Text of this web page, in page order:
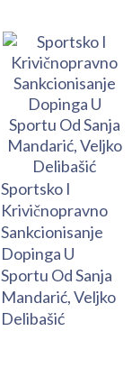
Sportsko I
Krivičnopravno
Sankcionisanje
Dopinga U
Sportu Od Sanja
Mandarić, Veljko
Delibašić